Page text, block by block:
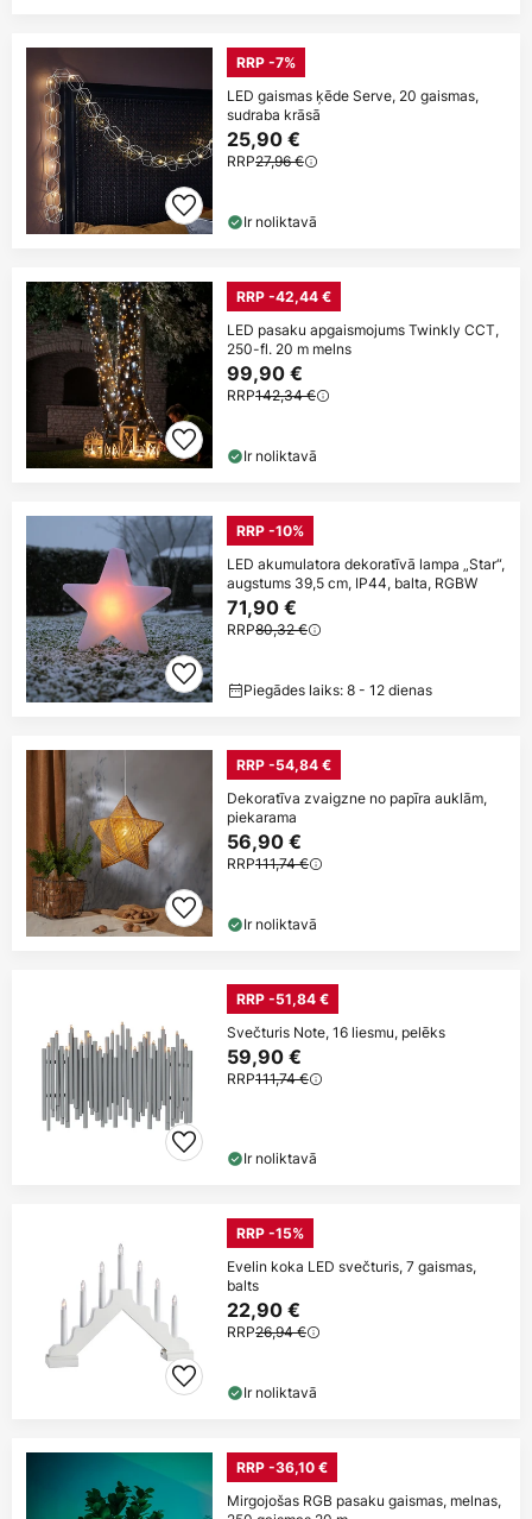
RRP -7%
LED gaismas ķēde Serve, 20 gaismas,
sudraba krāsā
25,90 €
RRP27,96 €
Ir noliktavā
RRP -42,44 €
LED pasaku apgaismojums Twinkly CCT,
250-fl. 20 m melns
99,90 €
RRP142,34 €
Ir noliktavā
RRP -10%
LED akumulatora dekoratīvā lampa „Star“,
augstums 39,5 cm, IP44, balta, RGBW
71,90 €
RRP80,32 €
Piegādes laiks: 8 - 12 dienas
RRP -54,84 €
Dekoratīva zvaigzne no papīra auklām,
piekarama
56,90 €
RRP111,74 €
Ir noliktavā
RRP -51,84 €
Svečturis Note, 16 liesmu, pelēks
59,90 €
RRP111,74 €
Ir noliktavā
RRP -15%
Evelin koka LED svečturis, 7 gaismas,
balts
22,90 €
RRP26,94 €
Ir noliktavā
RRP -36,10 €
Mirgojošas RGB pasaku gaismas, melnas,